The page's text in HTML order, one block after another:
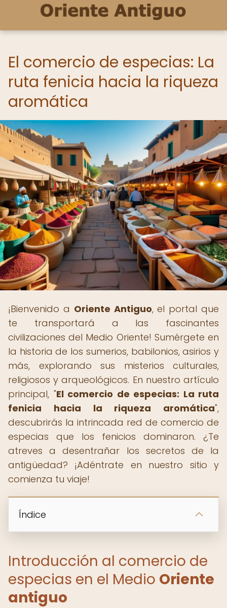
El comercio de especias: La
ruta fenicia hacia la riqueza
aromática
¡Bienvenido a Oriente Antiguo, el portal que
te transportará a las fascinantes
civilizaciones del Medio Oriente! Sumérgete en
la historia de los sumerios, babilonios, asirios y
más, explorando sus misterios culturales,
religiosos y arqueológicos. En nuestro artículo
principal, "El comercio de especias: La ruta
fenicia hacia la riqueza aromática",
descubrirás la intrincada red de comercio de
especias que los fenicios dominaron. ¿Te
atreves a desentrañar los secretos de la
antigüedad? ¡Adéntrate en nuestro sitio y
comienza tu viaje!
Índice
Introducción al comercio de
especias en el Medio Oriente
antiguo